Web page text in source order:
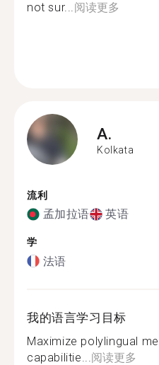
not sur... 阅读更多
A.
Kolkata
流利
孟加拉语 英语
学
法语
我的语言学习目标
Maximize polylingual
capabilitie... 阅读更多